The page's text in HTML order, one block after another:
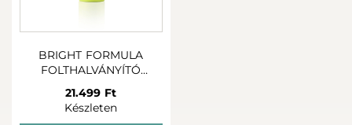
BRIGHT FORMULA
FOLTHALVÁNYÍTÓ
21.499 Ft
Készleten